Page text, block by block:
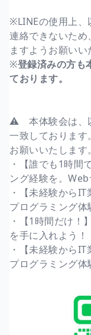
※LINEの使用上、
連絡できないため
ますようお願いい
※登録済みの方も
ております。
⚠️ 本体験会は、
一致しております
お願いいたしま
・【誰でも1時間
ング経験を。
・【未経験から
プログラミング体
・【1時間だけ！
を手に入れよう！
・【未経験から
プログラミング体